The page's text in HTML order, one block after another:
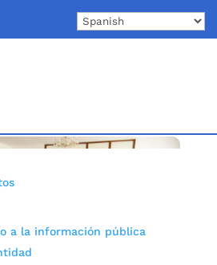
a la información pública
Bucaramanga